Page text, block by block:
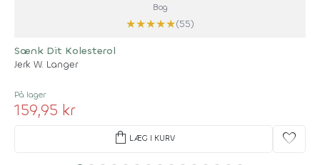
Bog
★★★★★(55)
Sænk Dit Kolesterol
Jerk W. Langer
På lager
159,95 kr
shopping_bag LÆG I KURV favorite